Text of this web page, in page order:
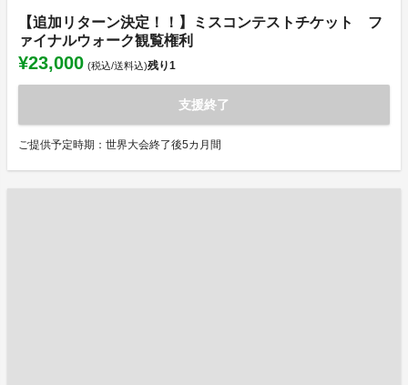
【追加リターン決定！！】ミスコンテストチケット フ
ァイナルウォーク観覧権利
¥23,000 (税込/送料込)残り1
支援終了
ご提供予定時期：世界大会終了後5カ月間